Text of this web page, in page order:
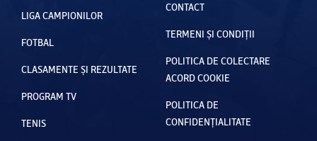
LIGA CAMPIONILOR
FOTBAL
CLASAMENTE ȘI REZULTATE
PROGRAM TV
TENIS
CONTACT
TERMENI ȘI CONDIȚII
POLITICA DE COLECTARE
ACORD COOKIE
POLITICA DE
CONFIDENȚIALITATE